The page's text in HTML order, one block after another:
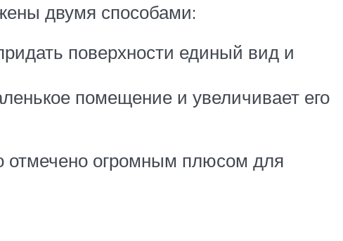
двумя способами:
поверхности единый вид и
помещение и увеличивает его
отмечено огромным плюсом для